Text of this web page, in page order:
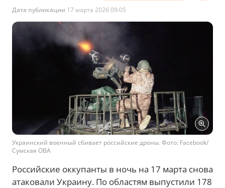
Дата публикации 17 марта 2026 09:05
Украинский военный сбивает российские дроны. Фото: Facebook/
Сумская ОВА
Российские оккупанты в ночь на 17 марта снова
атаковали Украину. По областям выпустили 178